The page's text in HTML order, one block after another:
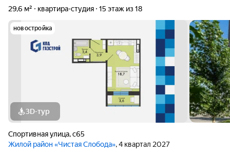
29,6 м²
квартира-студия 15 этаж из 18
новостройка
3D-тур
Спортивная улица,с65
Жилой район «Чистая Слобода», 4 квартал 2027